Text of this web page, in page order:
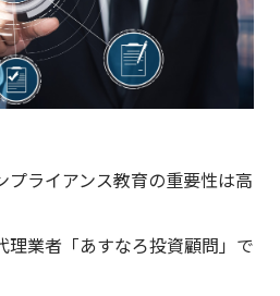
プライアンス教育の重要性は高
理業者「あすなろ投資顧問」で